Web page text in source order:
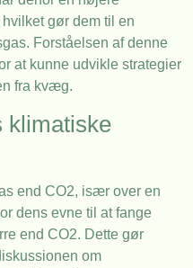
gør dem til en
Forståelsen af denne
at kunne udvikle strategier
fra kvæg.
klimatiske
end CO2, især over en
dens evne til at fange
end CO2. Dette gør
om